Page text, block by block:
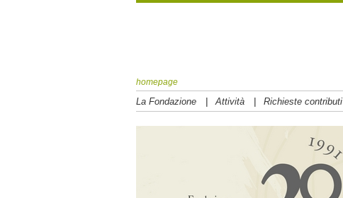
homepage
La Fondazione | Attività | Richieste contributi